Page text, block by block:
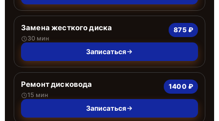
Замена жесткого диска
30 мин
875 ₽
Записаться
Ремонт дисковода
15 мин
1400 ₽
Записаться